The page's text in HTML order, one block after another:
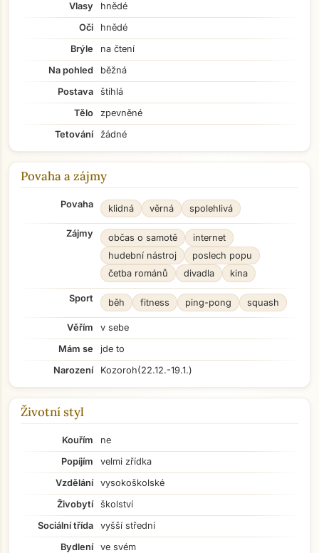
Vlasy
hnědé
Oči
hnědé
Brýle
na čtení
Na pohled
běžná
Postava
štíhlá
Tělo
zpevněné
Tetování
žádné
Povaha a zájmy
Povaha klidná věrná spolehlivá
Zájmy občas o samotě
internet
hudební nástroj
poslech popu
četba románů
divadla kina
Sport běh fitness ping-pong squash
Věřím
v sebe
Mám se
jde to
Narození
Kozoroh(22.12.-19.1.)
Životní styl
Kouřím
ne
Popíjím
velmi zřídka
Vzdělání
vysokoškolské
Živobytí
školství
Sociální třída
vyšší střední
Bydlení
ve svém